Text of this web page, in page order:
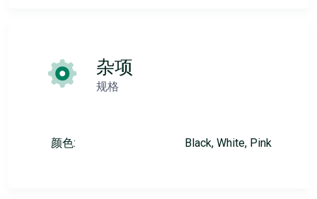
杂项
规格
颜色: Black, White, Pink